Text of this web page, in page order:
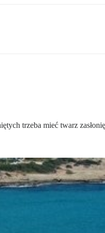
trzeba mieć twarz